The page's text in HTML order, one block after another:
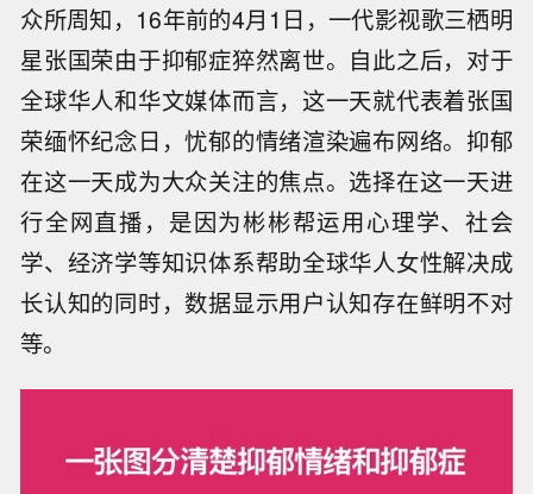
众所周知，16年前的4月1日，一代影视歌三栖明
星张国荣由于抑郁症猝然离世。自此之后，对于
全球华人和华文媒体而言，这一天就代表着张国
荣缅怀纪念日，忧郁的情绪渲染遍布网络。抑郁
在这一天成为大众关注的焦点。选择在这一天进
行全网直播，是因为彬彬帮运用心理学、社会
学、经济学等知识体系帮助全球华人女性解决成
长认知的同时，数据显示用户认知存在鲜明不对
等。